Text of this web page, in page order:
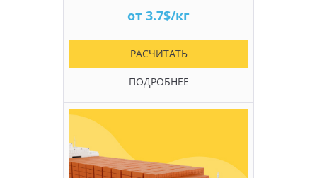
от 3.7$/кг
РАСЧИТАТЬ
ПОДРОБНЕЕ